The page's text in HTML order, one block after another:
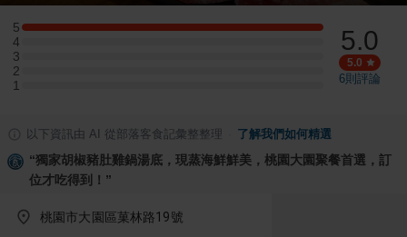
5
5 星：4 則評論
4
4 星：0 則評論
3
3 星：0 則評論
2
2 星：0 則評論
1
1 星：0 則評論
5.0
5.0
6則評論
以下資訊由 AI 從部落客食記彙整整理 了解我們如何精選
“獨家胡椒豬肚雞鍋湯底，現蒸海鮮鮮美，桃園大園聚餐首選，訂
位才吃得到！ ”
桃園市大園區菓林路19號